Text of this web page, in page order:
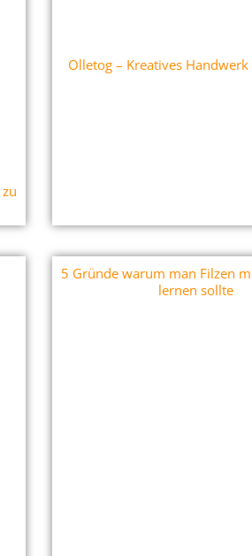
Olletog – Kreatives
5 Gründe warum man Filzen
lernen sollte